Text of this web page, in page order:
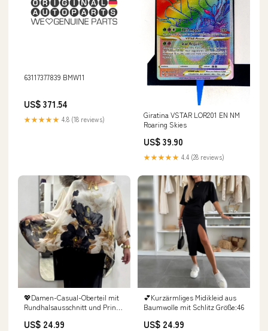
63117377839 BMW11
US$ 371.54
★★★★★ 4.8 (18 reviews)
Giratina VSTAR LOR201 EN NM
Roaring Skies
US$ 39.90
★★★★★ 4.4 (28 reviews)
💖Damen-Casual-Oberteil mit
Rundhalsausschnitt und Print
US$ 24.99
💕Kurzärmliges Midikleid aus
Baumwolle mit Schlitz Größe:46
US$ 24.99